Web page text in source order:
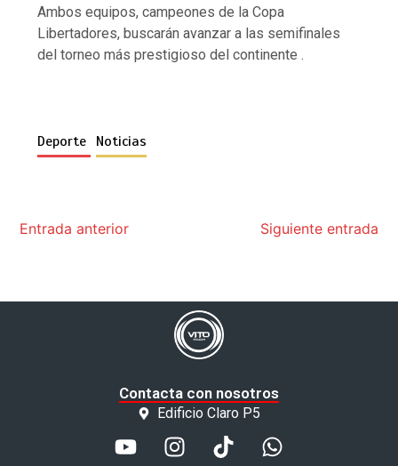
Ambos equipos, campeones de la Copa
Libertadores, buscarán avanzar a las semifinales
del torneo más prestigioso del continente .
Deporte Noticias
Entrada anterior Siguiente entrada
Contacta con nosotros
Edificio Claro P5